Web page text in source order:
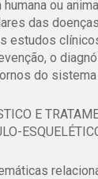
ou
das
estudos
o
do
E